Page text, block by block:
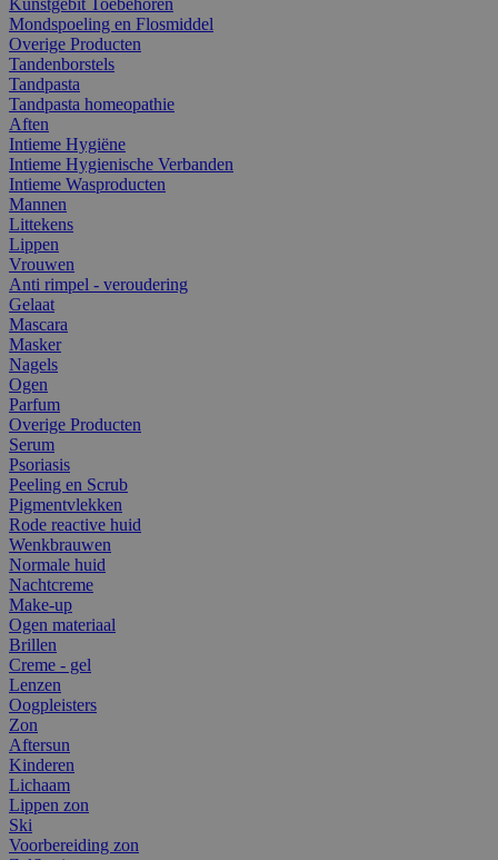
Mondspoeling en Flosmiddel
Overige Producten
Tandenborstels
Tandpasta
Tandpasta homeopathie
Aften
Intieme Hygiëne
Intieme Hygienische Verbanden
Intieme Wasproducten
Mannen
Littekens
Lippen
Vrouwen
Anti rimpel - veroudering
Gelaat
Mascara
Masker
Nagels
Ogen
Parfum
Overige Producten
Serum
Psoriasis
Peeling en Scrub
Pigmentvlekken
Rode reactive huid
Wenkbrauwen
Normale huid
Nachtcreme
Make-up
Ogen materiaal
Brillen
Creme - gel
Lenzen
Oogpleisters
Zon
Aftersun
Kinderen
Lichaam
Lippen zon
Ski
Voorbereiding zon